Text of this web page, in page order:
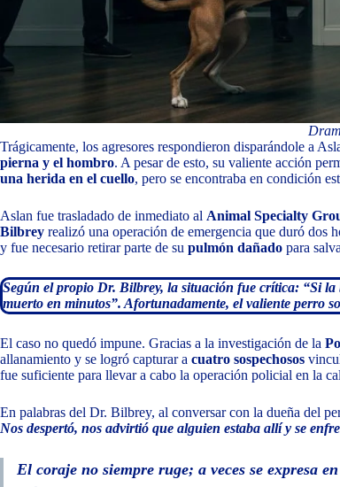
Trágicamente, los agresores respondieron disparándole a
pierna y el hombro. A pesar de esto, su valiente acción
una herida en el cuello, pero se encontraba en condición
Aslan fue trasladado de inmediato al Animal Specialty
Bilbrey realizó una operación de emergencia que duró dos
y fue necesario retirar parte de su pulmón dañado para
Según el propio Dr. Bilbrey, la situación fue crítica: “Si
muerto en minutos”. Afortunadamente, el valiente perro
El caso no quedó impune. Gracias a la investigación de la
allanamiento y se logró capturar a cuatro sospechosos
fue suficiente para llevar a cabo la operación policial en la
En palabras del Dr. Bilbrey, al conversar con la dueña del
Nos despertó, nos advirtió que alguien estaba allí y se
El coraje no siempre ruge; a veces se expresa